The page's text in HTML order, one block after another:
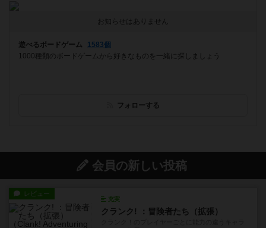
お知らせはありません
遊べるボードゲーム
1583個
1000種類のボードゲームから好きなものを一緒に探しましょう
フォローする
会員の新しい投稿
レビュー
充実
クランク! ：冒険者たち（拡張）